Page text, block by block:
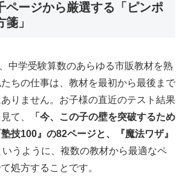
ージから厳選する「ピンポ
」
中学受験算数のあらゆる市販教材を熟
ちの仕事は、教材を最初から最後まで
りません。お子様の直近のテスト結果
て、
「今、この子の壁を突破するため
技100』の82ページと、『魔法ワザ』
いうように、複数の教材から最適なペ
処方することです。